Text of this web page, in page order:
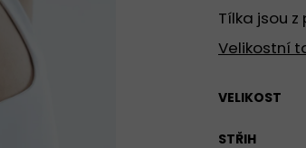
Tílka jsou
Velikostní
VELIKOST
STŘIH
TÍLKO S HRANATÝM VÝSTŘIHEM - BÍLÁ
890 Kč